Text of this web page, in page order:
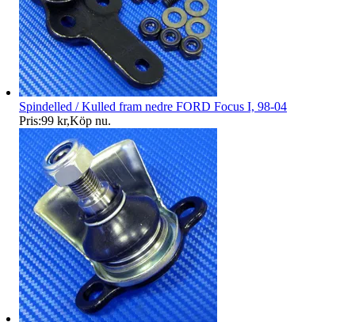
Spindelled / Kulled fram nedre FORD Focus I, 98-04
Pris:99 kr,Köp nu.